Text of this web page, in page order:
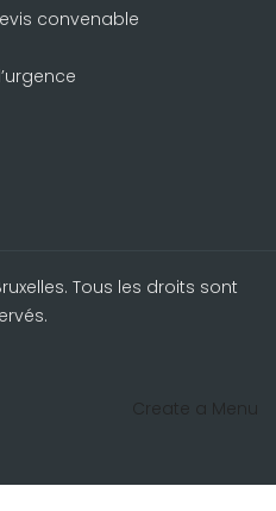
convenable
Tous les droits sont
Create a Menu